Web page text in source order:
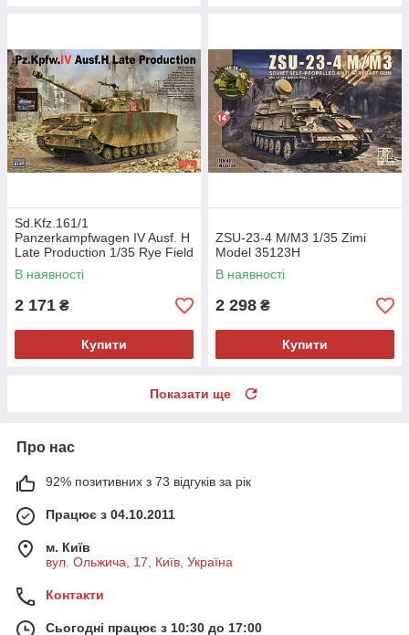
Sd.Kfz.161/1
Panzerkampfwagen IV Ausf. H
Late Production 1/35 Rye Field
Model 5127
В наявності
2 171 ₴
Купити
ZSU-23-4 M/M3 1/35 Zimi
Model 35123H
В наявності
2 298 ₴
Купити
Показати ще
Про нас
92% позитивних з 73 відгуків за рік
Працює з 04.10.2011
м. Київ
вул. Ольжича, 17, Київ, Україна
Контакти
Сьогодні працює з 10:30 до 17:00